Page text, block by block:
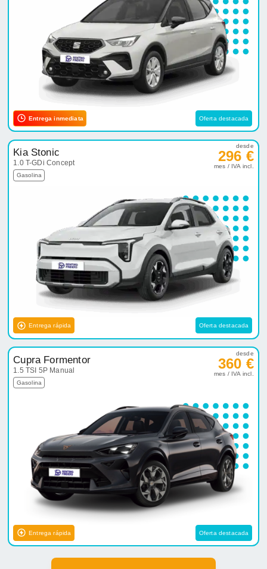
Entrega inmediata Oferta destacada
Kia Stonic
1.0 T-GDi Concept
Gasolina
desde
296 €
mes / IVA incl.
Entrega rápida Oferta destacada
Cupra Formentor
1.5 TSI 5P Manual
Gasolina
desde
360 €
mes / IVA incl.
Entrega rápida Oferta destacada